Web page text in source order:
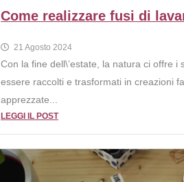
Come realizzare fusi di
21 Agosto 2024
Con la fine dell\’estate, la natura ci offre
essere raccolti e trasformati in creazioni
apprezzate...
LEGGI IL POST